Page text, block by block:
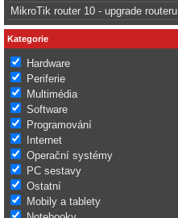
MikroTik router 10 - upgrade routeru
Kategorie
Hardware
Periferie
Multimédia
Software
Programování
Internet
Operační systémy
PC sestavy
Ostatní
Mobily a tablety